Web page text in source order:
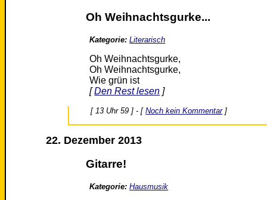
Oh Weihnachtsgurke...
Kategorie: Literarisch
Oh Weihnachtsgurke,
Oh Weihnachtsgurke,
Wie grün ist
[Den Rest lesen ]
[ 13 Uhr 59 ] - [Noch kein Kommentar]
22. Dezember 2013
Gitarre!
Kategorie: Hausmusik